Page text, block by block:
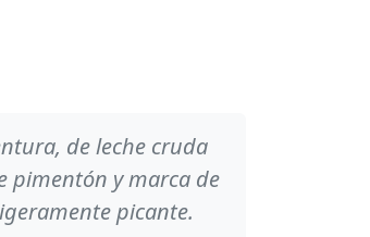
de leche cruda
pimentón y marca de
picante.